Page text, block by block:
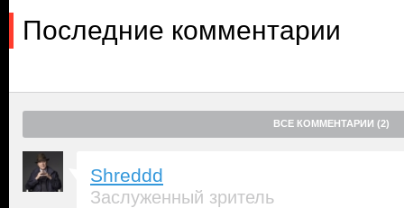
Последние комментарии
ВСЕ КОММЕНТАРИИ (2)
Shreddd
Заслуженный зритель